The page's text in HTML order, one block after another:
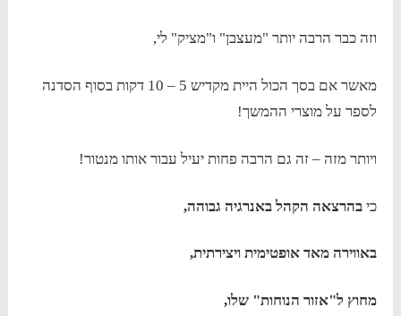
וזה כבר הרבה יותר "מעצבן" ו"מציק" לי,
מאשר אם בסך הכול היית מקדיש 5 – 10 דקות בסוף הסדנה
לספר על מוצרי ההמשך!
ויותר מזה – זה גם הרבה פחות יעיל עבור אותו מנטור!
כיבהרצאה הקהל באנרגיה גבוהה,
באווירה מאד אופטימית ויצירתית,
מחוץ ל"אזור הנוחות" שלו,